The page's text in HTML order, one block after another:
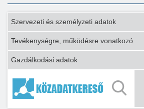
Szervezeti és személyzeti adatok
Tevékenységre, működésre vonatkozó
Gazdálkodási adatok